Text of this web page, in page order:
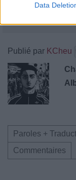
Data
Publié par KCheu
Paroles +
Commentaires